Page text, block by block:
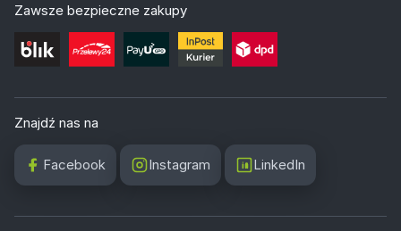
Zawsze bezpieczne zakupy
Znajdź nas na
Facebook Instagram LinkedIn